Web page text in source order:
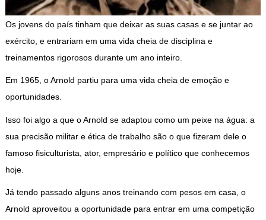
Os jovens do país tinham que deixar as suas casas e se juntar ao
exército, e entrariam em uma vida cheia de disciplina e
treinamentos rigorosos durante um ano inteiro.
Em 1965, o Arnold partiu para uma vida cheia de emoção e
oportunidades.
Isso foi algo a que o Arnold se adaptou como um peixe na água: a
sua precisão militar e ética de trabalho são o que fizeram dele o
famoso fisiculturista, ator, empresário e político que conhecemos
hoje.
Já tendo passado alguns anos treinando com pesos em casa, o
Arnold aproveitou a oportunidade para entrar em uma competição